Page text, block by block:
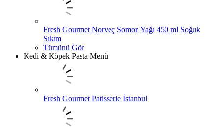
Fresh Gourmet Norveç Somon Yağı 450 ml Soğuk
Sıkım
Tümünü Gör
Kedi & Köpek Pasta Menü
Fresh Gourmet Patisserie İstanbul